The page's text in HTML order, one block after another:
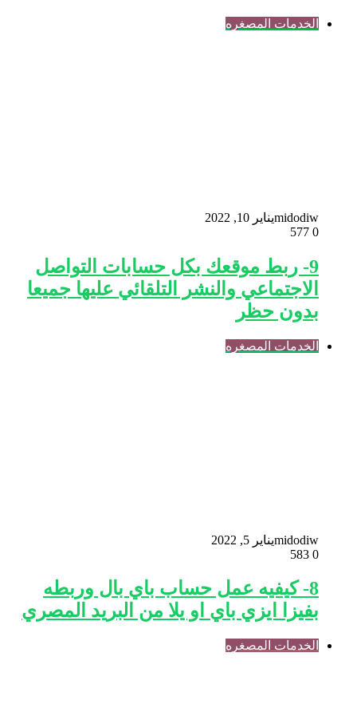
الخدمات المصغره
midodiwيناير 10, 2022
0
9- ربط موقعك بكل حسابات التواصل
الاجتماعي والنشر التلقائي عليها جميعا
بدون حظر
الخدمات المصغره
midodiwيناير 5, 2022
0
8- كيفيه عمل حساب باي بال وربطه
بفيزا ايزي باي او يلا من البريد المصري
الخدمات المصغره